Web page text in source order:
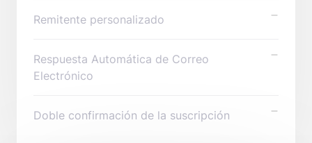
Remitente personalizado
Respuesta Automática de Correo
Electrónico
Doble confirmación de la suscripción